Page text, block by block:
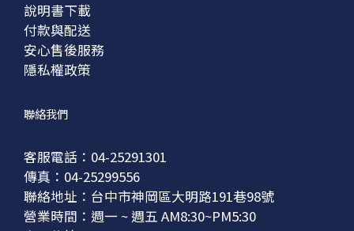
說明書下載
付款與配送
安心售後服務
隱私權政策
聯絡我們
客服電話：04-25291301
傳真：04-25299556
聯絡地址：台中市神岡區大明路191巷98號
營業時間：週一 ~ 週五 AM8:30~PM5:30